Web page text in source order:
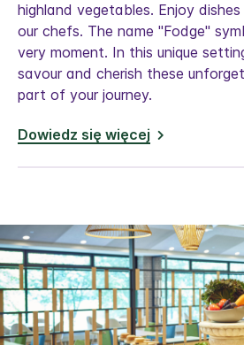
highland vegetables. Enjoy
our chefs. The name "Fodge"
very moment. In this unique
savour and cherish these
part of your journey.
Dowiedz się więcej